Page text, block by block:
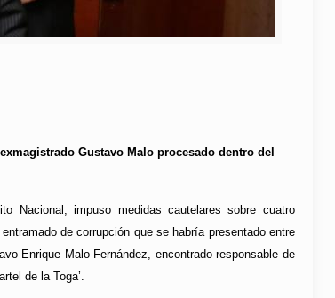
Gustavo Malo procesado dentro del
Nacional, impuso medidas cautelares sobre cuatro
de corrupción que se habría presentado entre
Enrique Malo Fernández, encontrado responsable de
de la Toga’.